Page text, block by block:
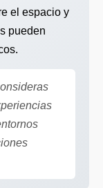
el espacio y
pueden